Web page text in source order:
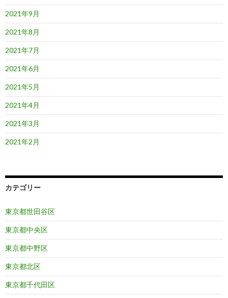
2021年9月
2021年8月
2021年7月
2021年6月
2021年5月
2021年4月
2021年3月
2021年2月
カテゴリー
東京都世田谷区
東京都中央区
東京都中野区
東京都北区
東京都千代田区